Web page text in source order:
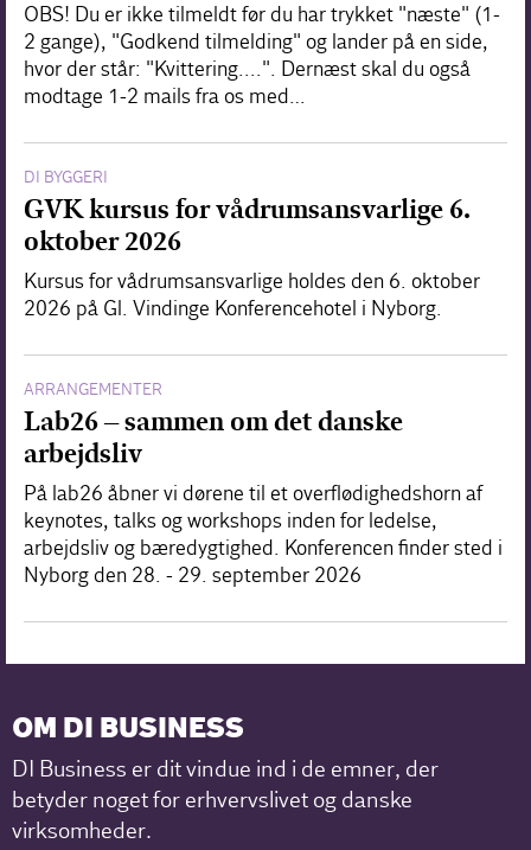
OBS! Du er ikke tilmeldt før du har trykket "næste" (1-
2 gange), "Godkend tilmelding" og lander på en side,
hvor der står: "Kvittering....". Dernæst skal du også
modtage 1-2 mails fra os med…
DI BYGGERI
GVK kursus for vådrumsansvarlige 6.
oktober 2026
Kursus for vådrumsansvarlige holdes den 6. oktober
2026 på Gl. Vindinge Konferencehotel i Nyborg.
ARRANGEMENTER
Lab26 – sammen om det danske
arbejdsliv
På lab26 åbner vi dørene til et overflødighedshorn af
keynotes, talks og workshops inden for ledelse,
arbejdsliv og bæredygtighed. Konferencen finder sted i
Nyborg den 28. - 29. september 2026
OM DI BUSINESS
DI Business er dit vindue ind i de emner, der
betyder noget for erhvervslivet og danske
virksomheder.